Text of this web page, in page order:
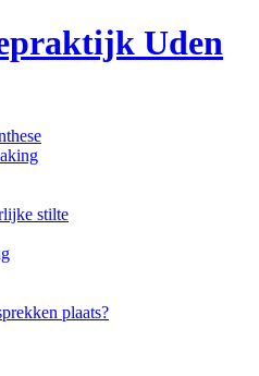
Uden
stilte
plaats?